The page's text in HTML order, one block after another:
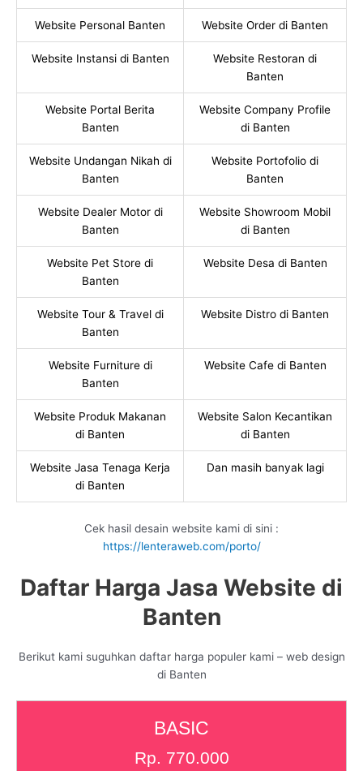
Website Personal Banten Website Order di Banten
Website Instansi di Banten
Website Restoran di
Banten
Website Portal Berita
Banten
Website Company Profile
di Banten
Website Undangan Nikah di
Banten
Website Portofolio di
Banten
Website Dealer Motor di
Banten
Website Showroom Mobil
di Banten
Website Pet Store di
Banten
Website Desa di Banten
Website Tour & Travel di
Banten
Website Distro di Banten
Website Furniture di
Banten
Website Cafe di Banten
Website Produk Makanan
di Banten
Website Salon Kecantikan
di Banten
Website Jasa Tenaga Kerja
di Banten
Dan masih banyak lagi
Cek hasil desain website kami di sini :
https://lenteraweb.com/porto/
Daftar Harga Jasa Website di
Banten
Berikut kami suguhkan daftar harga populer kami – web design
di Banten
BASIC
Rp. 770.000